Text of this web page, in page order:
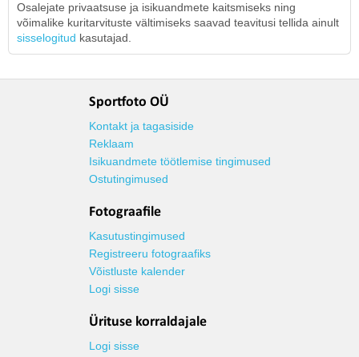
Osalejate privaatsuse ja isikuandmete kaitsmiseks ning
võimalike kuritarvituste vältimiseks saavad teavitusi tellida ainult
sisselogitud kasutajad.
Sportfoto OÜ
Kontakt ja tagasiside
Reklaam
Isikuandmete töötlemise tingimused
Ostutingimused
Fotograafile
Kasutustingimused
Registreeru fotograafiks
Võistluste kalender
Logi sisse
Ürituse korraldajale
Logi sisse